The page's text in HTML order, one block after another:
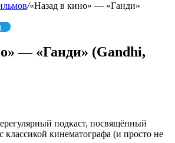
/«Назад в кино» — «Ганди»
— «Ганди» (Gandhi,
подкаст, посвящённый
классикой кинематографа (и просто не